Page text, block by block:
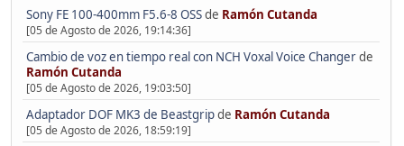
Sony FE 100-400mm F5.6-8 OSSde Ramón Cutanda
[05 de Agosto de 2026, 19:14:36]
Cambio de voz en tiempo real con NCH Voxal Voice Changerde
Ramón Cutanda
[05 de Agosto de 2026, 19:03:50]
Adaptador DOF MK3 de Beastgripde Ramón Cutanda
[05 de Agosto de 2026, 18:59:19]